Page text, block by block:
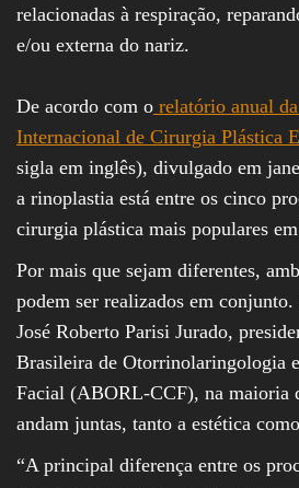
relacionadas à respiração,
e/ou externa do nariz.
De acordo com o relatório anual
Internacional de Cirurgia Plástica
sigla em inglês), divulgado em
a rinoplastia está entre os cinco
cirurgia plástica mais populares
Por mais que sejam diferentes,
podem ser realizados em
José Roberto Parisi Jurado,
Brasileira de Otorrinolaringologia
Facial (ABORL-CCF), na maioria
andam juntas, tanto a estética
“A principal diferença entre os